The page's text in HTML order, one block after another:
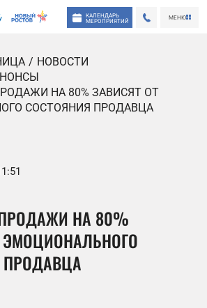
КАЛЕНДАРЬ
МЕРОПРИЯТИЙ
МЕНЮ
НОВОСТИ
НА 80% ЗАВИСЯТ ОТ
СОСТОЯНИЯ ПРОДАВЦА
НА 80%
ЭМОЦИОНАЛЬНОГО